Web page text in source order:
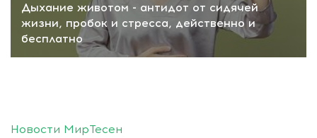
Дыхание животом - антидот от сидячей
жизни, пробок и стресса, действенно и
бесплатно
Новости МирТесен